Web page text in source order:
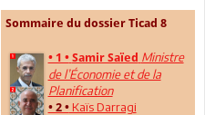
Sommaire du dossier Ticad 8
• 1 • Samir Saïed Ministre
de l’Économie et de la
Planification
• 2 •Kaïs Darragi